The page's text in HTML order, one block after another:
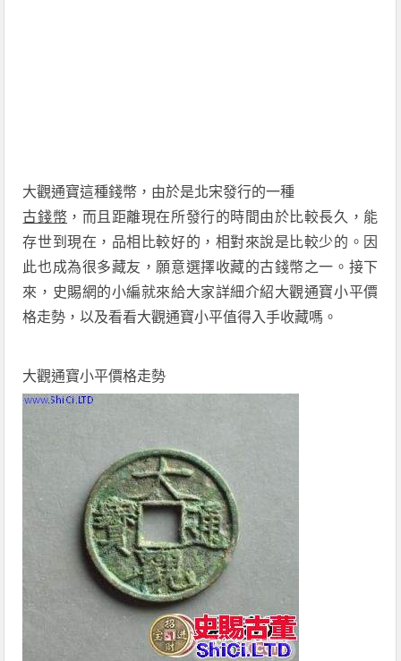
大觀通寶這種錢幣，由於是北宋發行的一種
古錢幣 ，而且距離現在所發行的時間由於比較長久，能
存世到現在，品相比較好的，相對來說是比較少的。因
此也成為很多藏友，願意選擇收藏的古錢幣之一。接下
來，史賜網的小編就來給大家詳細介紹大觀通寶小平價
格走勢，以及看看大觀通寶小平值得入手收藏嗎。
大觀通寶小平價格走勢